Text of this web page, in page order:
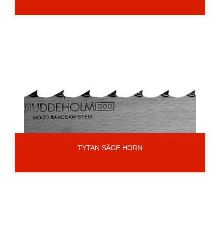
TYTAN SÄGE HORN